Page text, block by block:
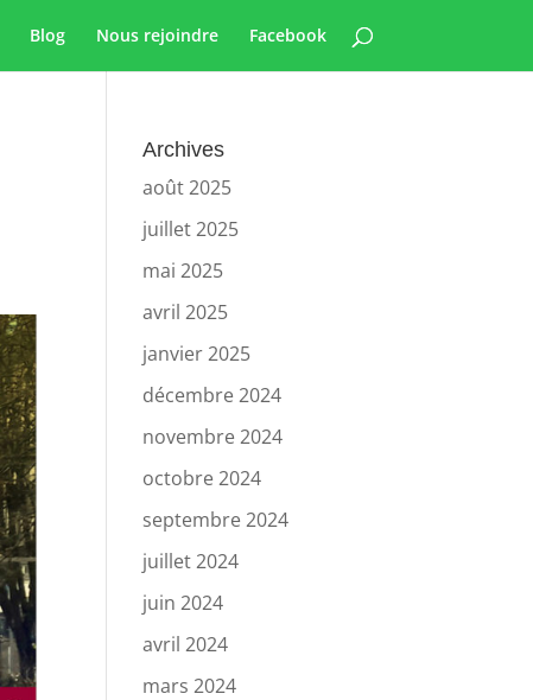
Blog Nous rejoindre Facebook
Archives
août 2025
juillet 2025
mai 2025
avril 2025
janvier 2025
décembre 2024
novembre 2024
octobre 2024
septembre 2024
juillet 2024
juin 2024
avril 2024
mars 2024